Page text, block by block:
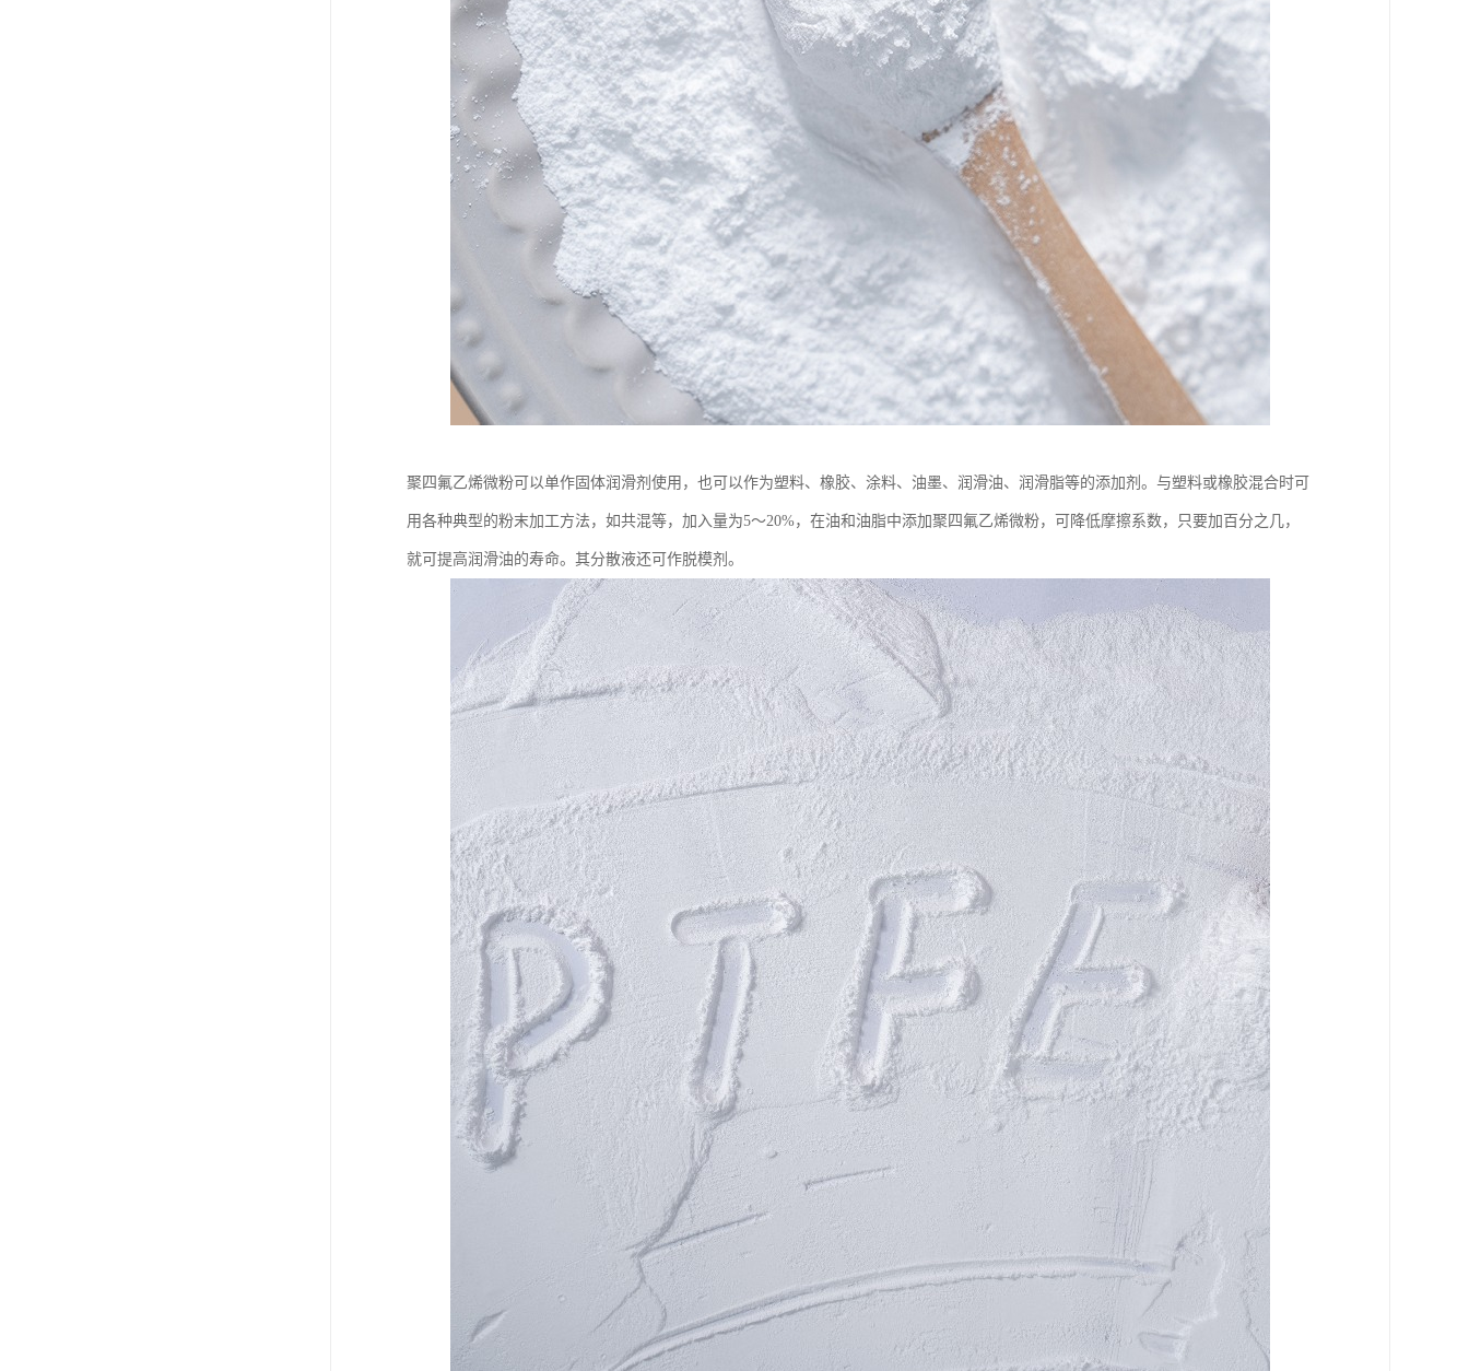
聚四氟乙烯微粉可以单作固体润滑剂使用，也可以作为塑料、橡胶、涂料、油墨、润滑油、润滑脂等的添加剂。与塑料或橡胶混合时可
用各种典型的粉末加工方法，如共混等，加入量为5～20%，在油和油脂中添加聚四氟乙烯微粉，可降低摩擦系数，只要加百分之几，
就可提高润滑油的寿命。其分散液还可作脱模剂。